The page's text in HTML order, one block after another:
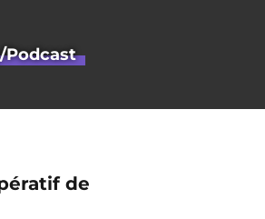
Podcast
de